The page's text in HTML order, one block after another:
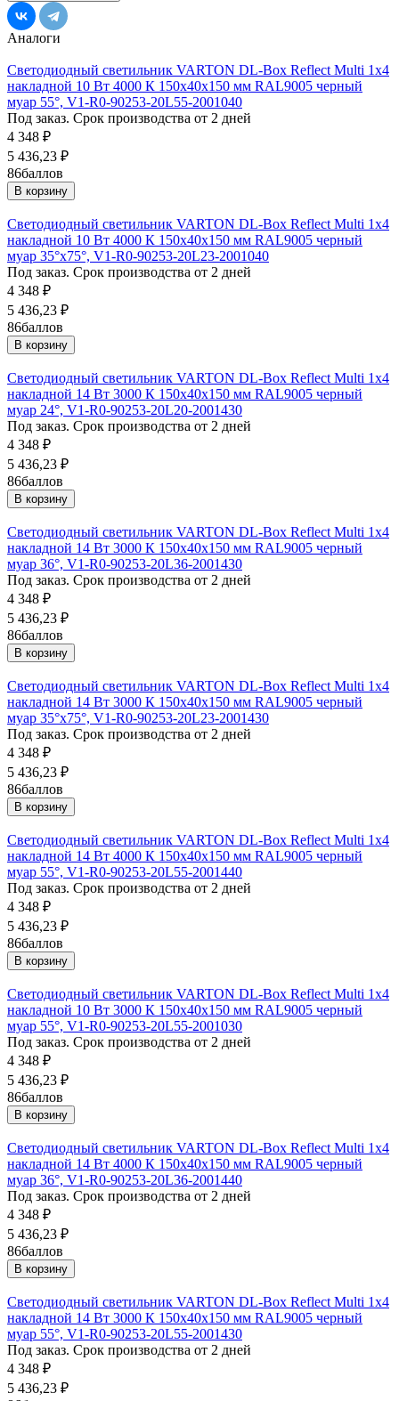
Аналоги
Светодиодный светильник VARTON DL-Box Reflect Multi 1x4
накладной 10 Вт 4000 К 150х40х150 мм RAL9005 черный
муар 55°, V1-R0-90253-20L55-2001040
Под заказ. Срок производства от 2 дней
4 348 ₽
5 436,23 ₽
86баллов
В корзину
Светодиодный светильник VARTON DL-Box Reflect Multi 1x4
накладной 10 Вт 4000 К 150х40х150 мм RAL9005 черный
муар 35°x75°, V1-R0-90253-20L23-2001040
Под заказ. Срок производства от 2 дней
4 348 ₽
5 436,23 ₽
86баллов
В корзину
Светодиодный светильник VARTON DL-Box Reflect Multi 1x4
накладной 14 Вт 3000 К 150х40х150 мм RAL9005 черный
муар 24°, V1-R0-90253-20L20-2001430
Под заказ. Срок производства от 2 дней
4 348 ₽
5 436,23 ₽
86баллов
В корзину
Светодиодный светильник VARTON DL-Box Reflect Multi 1x4
накладной 14 Вт 3000 К 150х40х150 мм RAL9005 черный
муар 36°, V1-R0-90253-20L36-2001430
Под заказ. Срок производства от 2 дней
4 348 ₽
5 436,23 ₽
86баллов
В корзину
Светодиодный светильник VARTON DL-Box Reflect Multi 1x4
накладной 14 Вт 3000 К 150х40х150 мм RAL9005 черный
муар 35°x75°, V1-R0-90253-20L23-2001430
Под заказ. Срок производства от 2 дней
4 348 ₽
5 436,23 ₽
86баллов
В корзину
Светодиодный светильник VARTON DL-Box Reflect Multi 1x4
накладной 14 Вт 4000 К 150х40х150 мм RAL9005 черный
муар 55°, V1-R0-90253-20L55-2001440
Под заказ. Срок производства от 2 дней
4 348 ₽
5 436,23 ₽
86баллов
В корзину
Светодиодный светильник VARTON DL-Box Reflect Multi 1x4
накладной 10 Вт 3000 К 150х40х150 мм RAL9005 черный
муар 55°, V1-R0-90253-20L55-2001030
Под заказ. Срок производства от 2 дней
4 348 ₽
5 436,23 ₽
86баллов
В корзину
Светодиодный светильник VARTON DL-Box Reflect Multi 1x4
накладной 14 Вт 4000 К 150х40х150 мм RAL9005 черный
муар 36°, V1-R0-90253-20L36-2001440
Под заказ. Срок производства от 2 дней
4 348 ₽
5 436,23 ₽
86баллов
В корзину
Светодиодный светильник VARTON DL-Box Reflect Multi 1x4
накладной 14 Вт 3000 К 150х40х150 мм RAL9005 черный
муар 55°, V1-R0-90253-20L55-2001430
Под заказ. Срок производства от 2 дней
4 348 ₽
5 436,23 ₽